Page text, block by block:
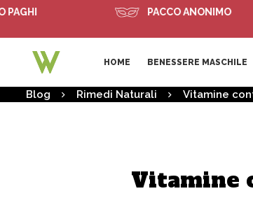
PACCO ANONIMO
HOME BENESSERE MASCHILE
Blog Rimedi Naturali Vitamine
Vitamine